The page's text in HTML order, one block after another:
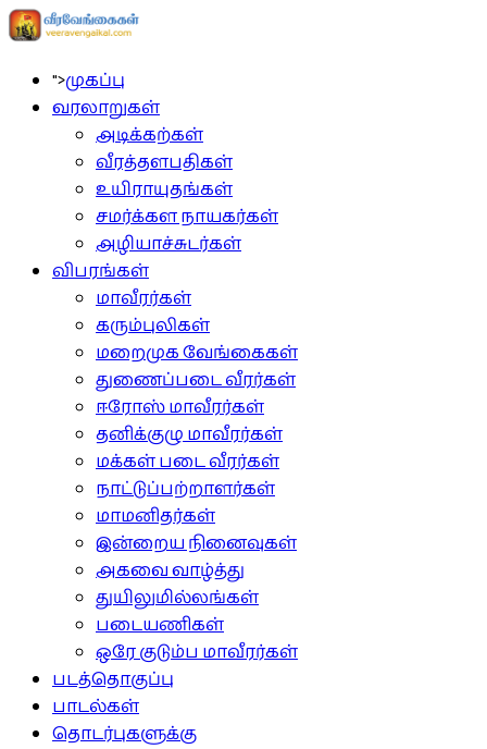
">முகப்பு
வரலாறுகள்
அடிக்கற்கள்
வீரத்தளபதிகள்
உயிராயுதங்கள்
சமர்க்கள நாயகர்கள்
அழியாச்சுடர்கள்
விபரங்கள்
மாவீரர்கள்
கரும்புலிகள்
மறைமுக வேங்கைகள்
துணைப்படை வீரர்கள்
ஈரோஸ் மாவீரர்கள்
தனிக்குழு மாவீரர்கள்
மக்கள் படை வீரர்கள்
நாட்டுப்பற்றாளர்கள்
மாமனிதர்கள்
இன்றைய நினைவுகள்
அகவை வாழ்த்து
துயிலுமில்லங்கள்
படையணிகள்
ஒரே குடும்ப மாவீரர்கள்
படத்தொகுப்பு
பாடல்கள்
தொடர்புகளுக்கு